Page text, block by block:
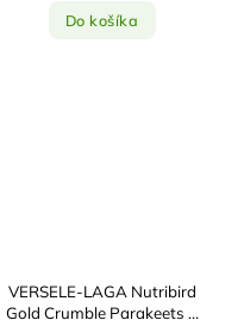
Do košíka
VERSELE-LAGA Nutribird
Gold Crumble Parakeets &